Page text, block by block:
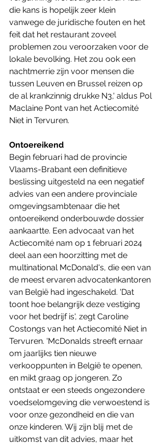
die kans is hopelijk zeer klein
vanwege de juridische fouten en het
feit dat het restaurant zoveel
problemen zou veroorzaken voor de
lokale bevolking. Het zou ook een
nachtmerrie zijn voor mensen die
tussen Leuven en Brussel reizen op
de al krankzinnig drukke N3,' aldus Pol
Maclaine Pont van het Actiecomité
Niet in Tervuren.
Ontoereikend
Begin februari had de provincie
Vlaams-Brabant een definitieve
beslissing uitgesteld na een negatief
advies van een andere provinciale
omgevingsambtenaar die het
ontoereikend onderbouwde dossier
aankaartte. Een advocaat van het
Actiecomité nam op 1 februari 2024
deel aan een hoorzitting met de
multinational McDonald's, die een van
de meest ervaren advocatenkantoren
van België had ingeschakeld. 'Dat
toont hoe belangrijk deze vestiging
voor het bedrijf is', zegt Caroline
Costongs van het Actiecomité Niet in
Tervuren. 'McDonalds streeft ernaar
om jaarlijks tien nieuwe
verkooppunten in België te openen,
en mikt graag op jongeren. Zo
ontstaat er een steeds ongezondere
voedselomgeving die verwoestend is
voor onze gezondheid en die van
onze kinderen. Wij zijn blij met de
uitkomst van dit advies, maar het